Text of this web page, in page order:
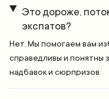
Это дороже,
экспатов?
Нет. Мы помогаем вам
справедливы и понятны
надбавок и сюрпризов.